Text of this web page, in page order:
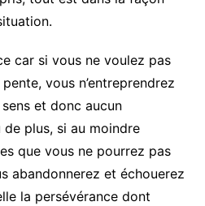
car si vous ne voulez pas
vous n’entreprendrez
et donc aucun
de plus, si au moindre
que vous ne pourrez pas
abandonnerez et échouerez
la persévérance dont